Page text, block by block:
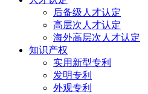
后备级人才认定
高层次人才认定
海外高层次人才认定
知识产权
实用新型专利
发明专利
外观专利